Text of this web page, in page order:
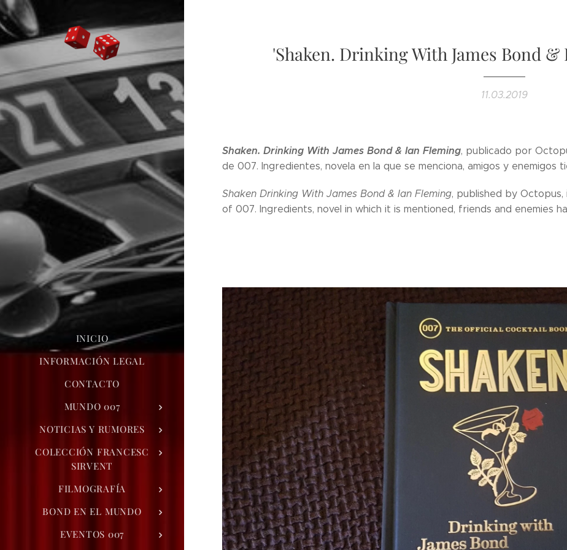
INICIO
INFORMACIÓN LEGAL
CONTACTO
MUNDO 007
NOTICIAS Y RUMORES
COLECCIÓN FRANCESC
SIRVENT
FILMOGRAFÍA
BOND EN EL MUNDO
EVENTOS 007
'Shaken. Drinking With James Bond
11.03.2019
Shaken. Drinking With James Bond & Ian Fleming, publicado por
de 007. Ingredientes, novela en la que se menciona, amigos y enemigos
Shaken Drinking With James Bond & Ian Fleming, published by
of 007. Ingredients, novel in which it is mentioned, friends and enemies